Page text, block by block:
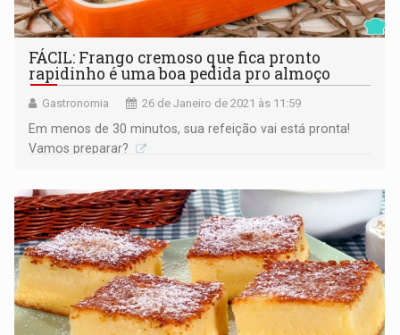
FÁCIL: Frango cremoso que fica pronto
rapidinho é uma boa pedida pro almoço
Gastronomia 26 de Janeiro de 2021 às 11:59
Em menos de 30 minutos, sua refeição vai está pronta!
Vamos preparar?